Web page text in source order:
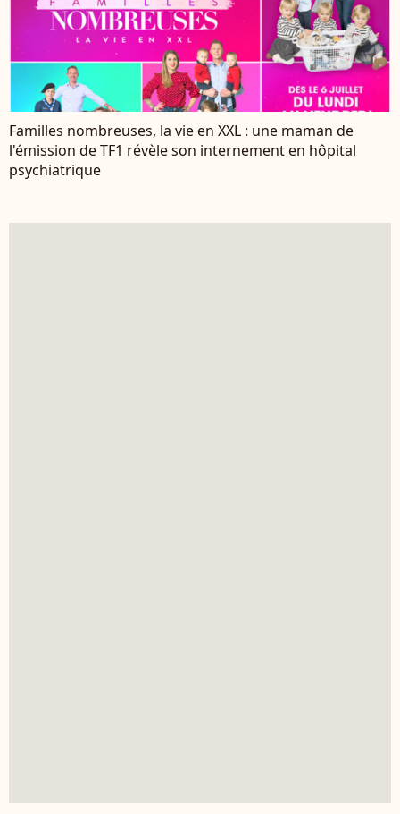
Familles nombreuses, la vie en XXL : une maman de
l'émission de TF1 révèle son internement en hôpital
psychiatrique